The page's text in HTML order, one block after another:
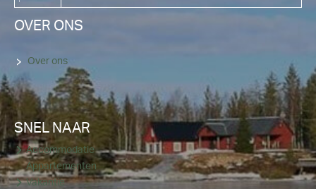
OVER ONS
Over ons
SNEL NAAR
Accommodatie
Appartementen
Vakantie